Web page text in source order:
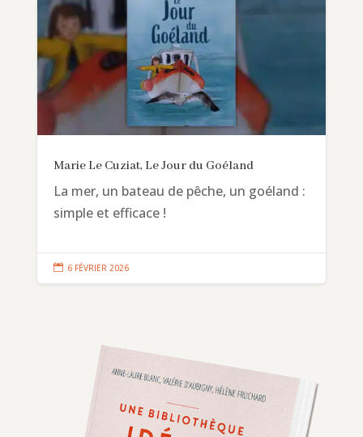
Marie Le Cuziat, Le Jour du Goéland
La mer, un bateau de pêche, un goéland :
simple et efficace !
 6 FÉVRIER 2026